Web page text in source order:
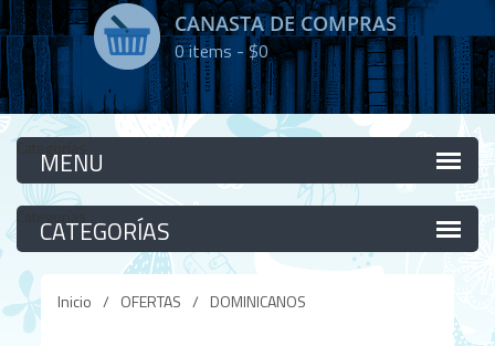
CANASTA DE COMPRAS
0items -$0
Categorías
Categorías
Inicio / OFERTAS / DOMINICANOS